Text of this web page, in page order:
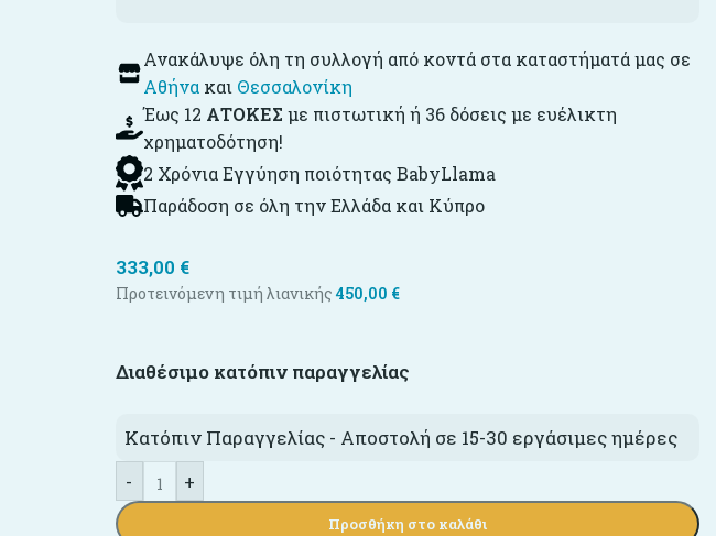
Ανακάλυψε όλη τη συλλογή από κοντά στα καταστήματά μας σε
Αθήνακαι Θεσσαλονίκη
Έως 12 ΑΤΟΚΕΣ με πιστωτική ή 36 δόσεις με ευέλικτη
χρηματοδότηση!
2 Χρόνια Εγγύηση ποιότητας BabyLlama
Παράδοση σε όλη την Ελλάδα και Κύπρο
333,00 €
Προτεινόμενη τιμή λιανικής450,00 €
Διαθέσιμο κατόπιν παραγγελίας
Κατόπιν Παραγγελίας - Αποστολή σε 15-30 εργάσιμες ημέρες
-
+
Προσθήκη στο καλάθι